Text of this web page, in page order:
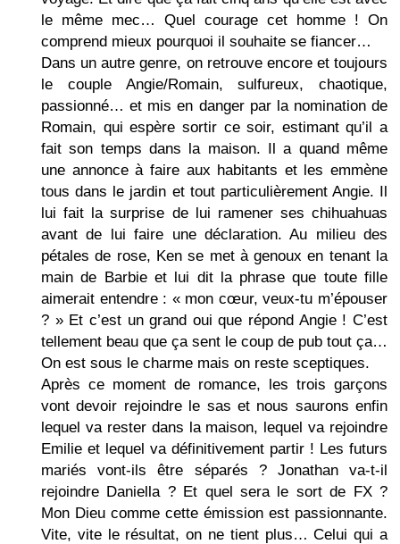
le même mec… Quel courage cet homme ! On
comprend mieux pourquoi il souhaite se fiancer…
Dans un autre genre, on retrouve encore et toujours
le couple Angie/Romain, sulfureux, chaotique,
passionné… et mis en danger par la nomination de
Romain, qui espère sortir ce soir, estimant qu’il a
fait son temps dans la maison. Il a quand même
une annonce à faire aux habitants et les emmène
tous dans le jardin et tout particulièrement Angie. Il
lui fait la surprise de lui ramener ses chihuahuas
avant de lui faire une déclaration. Au milieu des
pétales de rose, Ken se met à genoux en tenant la
main de Barbie et lui dit la phrase que toute fille
aimerait entendre : « mon cœur, veux-tu m’épouser
? » Et c’est un grand oui que répond Angie ! C’est
tellement beau que ça sent le coup de pub tout ça…
On est sous le charme mais on reste sceptiques.
Après ce moment de romance, les trois garçons
vont devoir rejoindre le sas et nous saurons enfin
lequel va rester dans la maison, lequel va rejoindre
Emilie et lequel va définitivement partir ! Les futurs
mariés vont-ils être séparés ? Jonathan va-t-il
rejoindre Daniella ? Et quel sera le sort de FX ?
Mon Dieu comme cette émission est passionnante.
Vite, vite le résultat, on ne tient plus… Celui qui a